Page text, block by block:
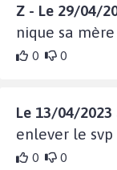
Z - Le 29/04/
nique sa mère
0 0
Le 13/04/2023
enlever le svp
0 0